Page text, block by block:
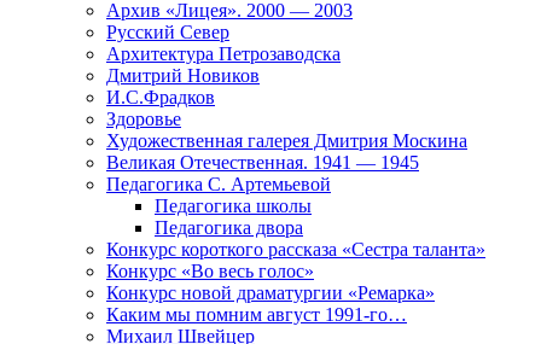
Архив «Лицея». 2000 — 2003
Русский Север
Архитектура Петрозаводска
Дмитрий Новиков
И.С.Фрадков
Здоровье
Художественная галерея Дмитрия Москина
Великая Отечественная. 1941 — 1945
Педагогика С. Артемьевой
Педагогика школы
Педагогика двора
Конкурс короткого рассказа «Сестра таланта»
Конкурс «Во весь голос»
Конкурс новой драматургии «Ремарка»
Каким мы помним август 1991-го…
Михаил Швейцер